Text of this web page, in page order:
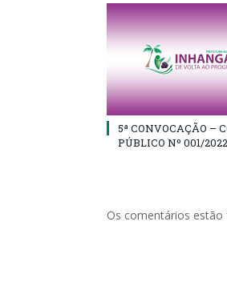
5ª CONVOCAÇÃO –
PÚBLICO Nº 001/2022
Os comentários estão